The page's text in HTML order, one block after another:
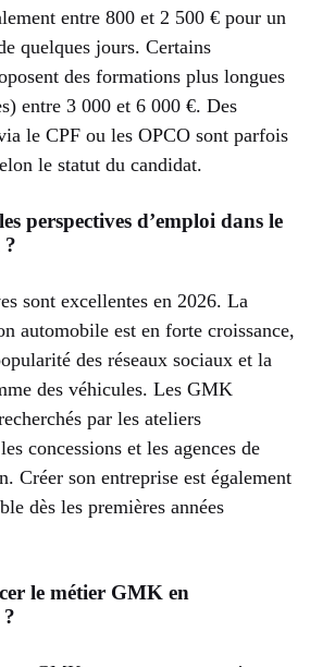
entre 800 et 2 500 € pour un
quelques jours. Certains
des formations plus longues
entre 3 000 et 6 000 €. Des
le CPF ou les OPCO sont parfois
le statut du candidat.
perspectives d’emploi dans le
sont excellentes en 2026. La
automobile est en forte croissance,
des réseaux sociaux et la
des véhicules. Les GMK
par les ateliers
concessions et les agences de
Créer son entreprise est également
dès les premières années
le métier GMK en